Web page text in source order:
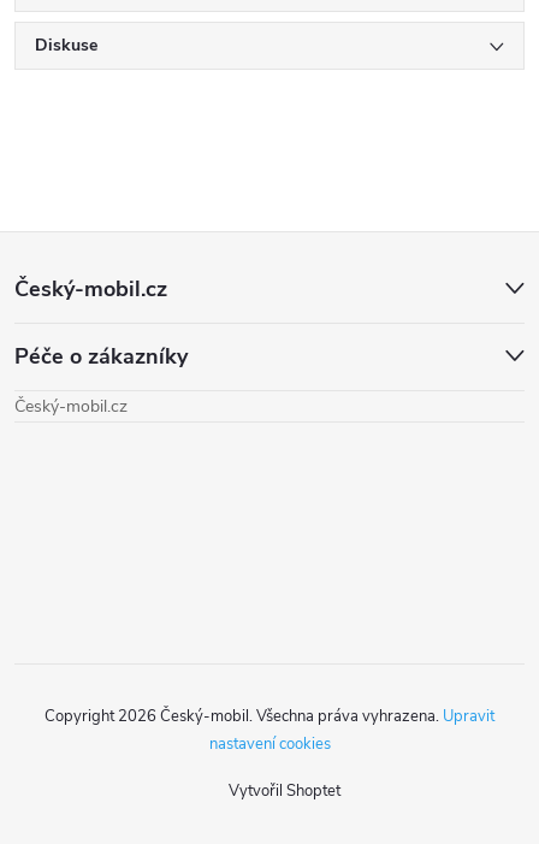
Diskuse
Z
p
Český-mobil.cz
Péče o zákazníky
Český-mobil.cz
Vytvořil Shoptet
Copyright 2026 Český-mobil. Všechna práva vyhrazena. Upravit
nastavení cookies